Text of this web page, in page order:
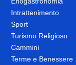
Intrattenimento
Sport
Turismo Religioso
Cammini
Terme e Benessere